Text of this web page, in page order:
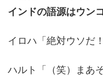
インドの語源はウン
イロハ「絶対ウソだ！
ハルト「（笑）まあ